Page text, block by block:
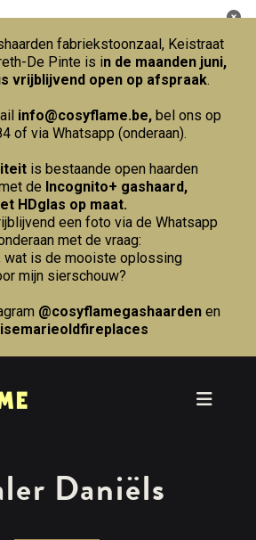
fabriekstoonzaal, Keistraat
De Pinte is in de maanden juni,
vrijblijvend open op afspraak.
info@cosyflame.be, bel ons op
of via Whatsapp (onderaan).
is bestaande open haarden
de Incognito+ gashaard,
HDglas op maat.
een foto via de Whatsapp
met de vraag:
wat is de mooiste oplossing
mijn sierschouw?
@cosyflamegashaardenen
Daniëls